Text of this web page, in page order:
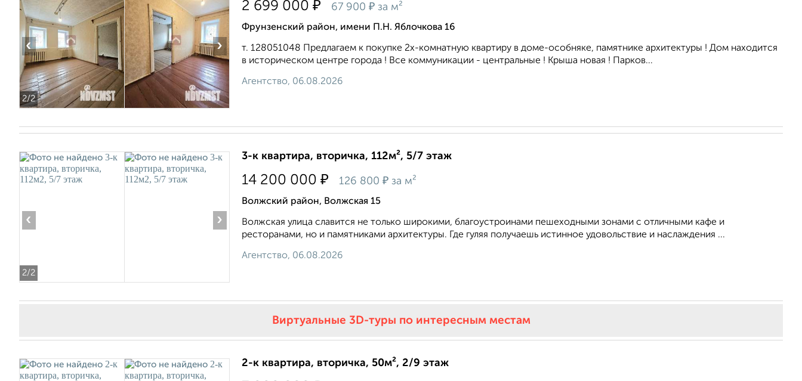
2/2
‹ ›
2 699 000 ₽ 67 900 ₽ за м²
Фрунзенский район, имени П.Н. Яблочкова 16
т. 128051048 Предлагаем к покупке 2х-комнатную квартиру в доме-особняке, памятнике архитектуры ! Дом находится
в историческом центре города ! Все коммуникации - центральные ! Крыша новая ! Парков...
Агентство, 06.08.2026
2/2
‹ ›
3-к квартира, вторичка, 112м², 5/7 этаж
14 200 000 ₽ 126 800 ₽ за м²
Волжский район, Волжская 15
Волжская улица славится не только широкими, благоустроинами пешеходными зонами с отличными кафе и
ресторанами, но и памятниками архитектуры. Где гуляя получаешь истинное удовольствие и наслаждения ...
Агентство, 06.08.2026
Виртуальные 3D-туры по интересным местам
2-к квартира, вторичка, 50м², 2/9 этаж